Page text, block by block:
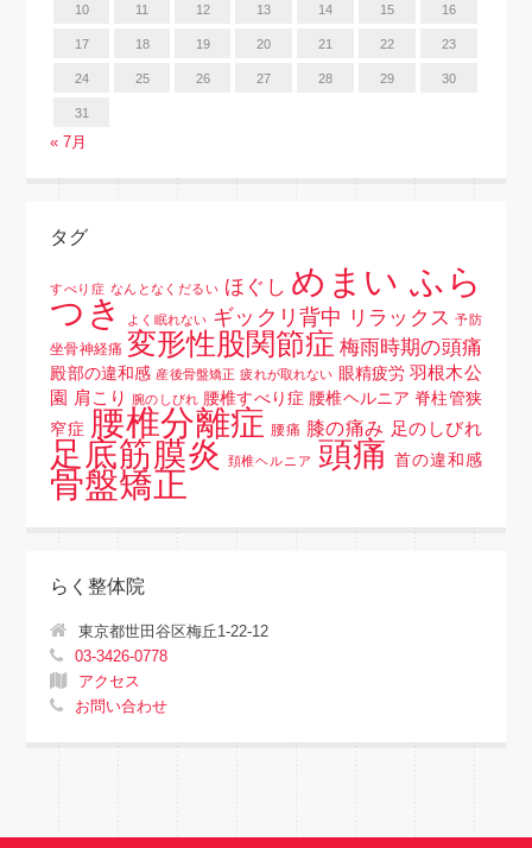
10 11 12 13 14 15 16
17 18 19 20 21 22 23
24 25 26 27 28 29 30
31
« 7月
タグ
すべり症 なんとなくだるい ほぐし めまい ふら
つき
よく眠れない ギックリ背中 リラックス 予防
坐骨神経痛 変形性股関節症 梅雨時期の頭痛
殿部の違和感 産後骨盤矯正 疲れが取れない 眼精疲労 羽根木公
園 肩こり 腕のしびれ 腰椎すべり症 腰椎ヘルニア 脊柱管狭
窄症 腰椎分離症 腰痛 膝の痛み 足のしびれ
足底筋膜炎 頚椎ヘルニア 頭痛 首の違和感
骨盤矯正
らく整体院
東京都世田谷区梅丘1-22-12
03-3426-0778
アクセス
お問い合わせ